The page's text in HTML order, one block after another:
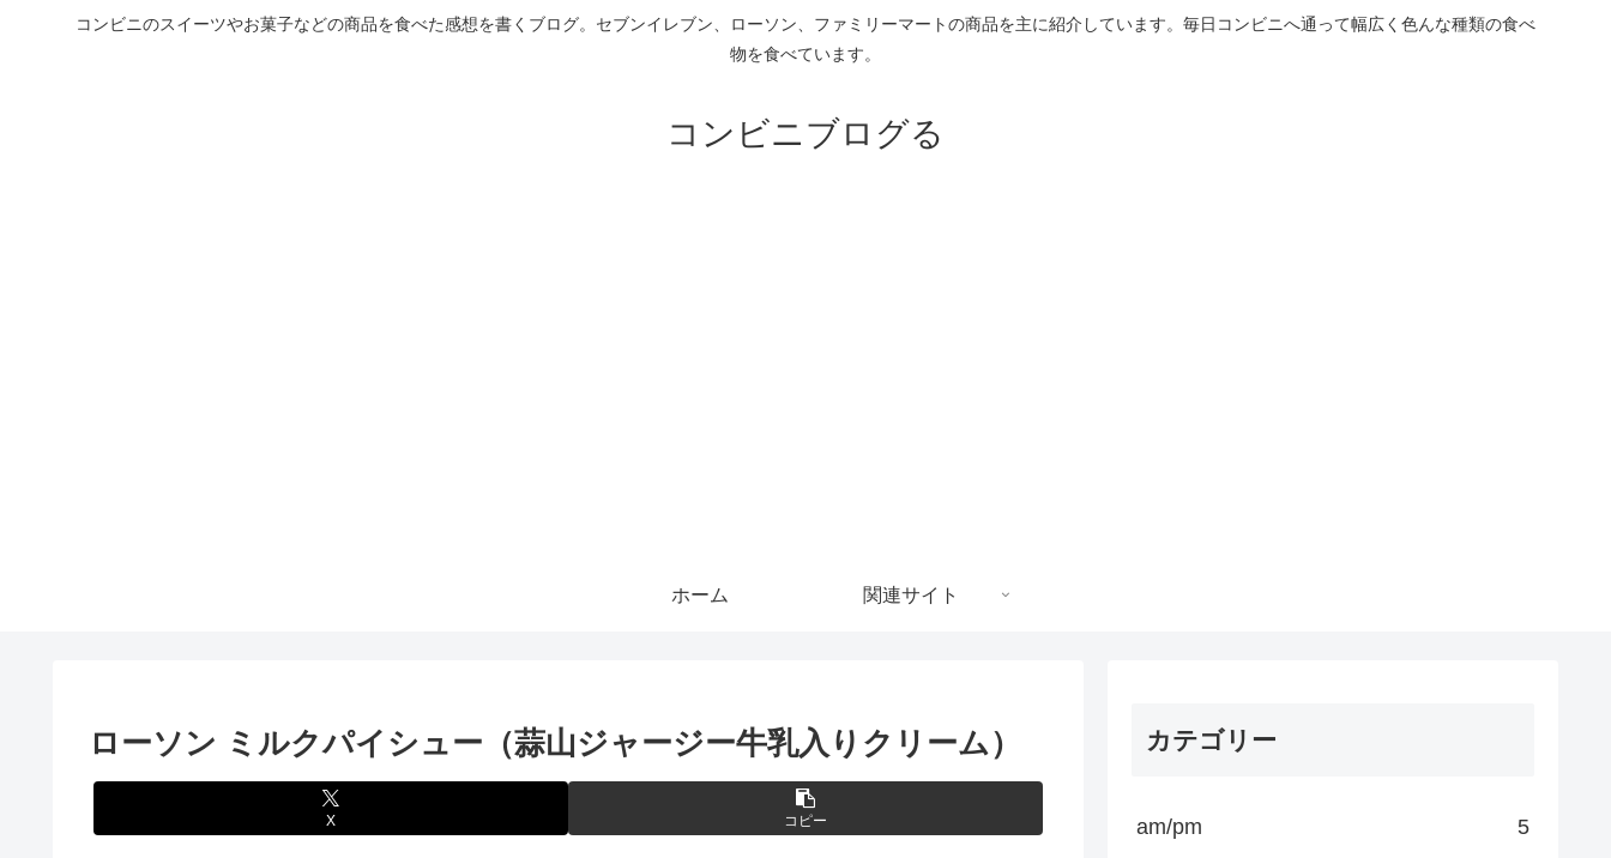
コンビニのスイーツやお菓子などの商品を食べた感想を書くブログ。セブンイレブン、ローソン、ファミリーマートの商品を主に紹介しています。毎日コンビニへ通って幅広く色んな種類の食べ
物を食べています。
コンビニブログる
ホーム 関連サイト
ローソン ミルクパイシュー（蒜山ジャージー牛乳入りクリーム）
X コピー
カテゴリー
am/pm 5